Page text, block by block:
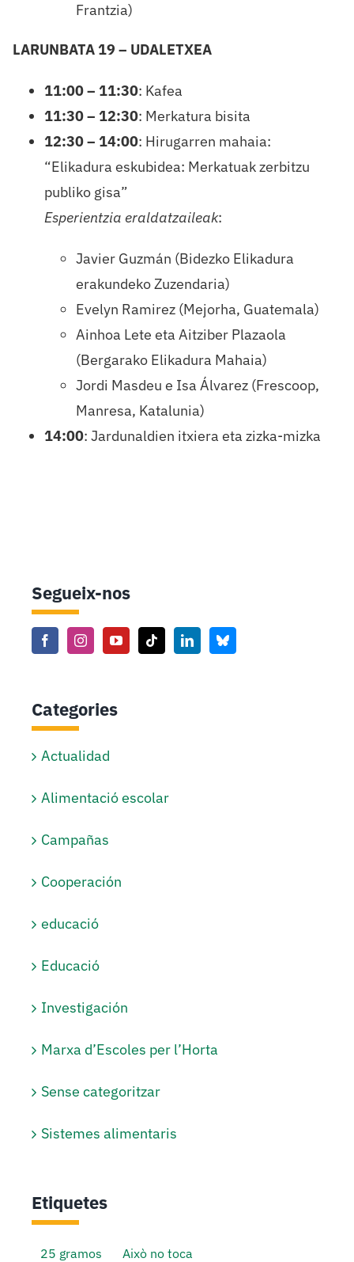
Frantzia)
LARUNBATA 19 – UDALETXEA
11:00 – 11:30: Kafea
11:30 – 12:30: Merkatura bisita
12:30 – 14:00: Hirugarren mahaia:
“Elikadura eskubidea: Merkatuak zerbitzu
publiko gisa”
Esperientzia eraldatzaileak:
Javier Guzmán (Bidezko Elikadura
erakundeko Zuzendaria)
Evelyn Ramirez (Mejorha, Guatemala)
Ainhoa Lete eta Aitziber Plazaola
(Bergarako Elikadura Mahaia)
Jordi Masdeu e Isa Álvarez (Frescoop,
Manresa, Katalunia)
14:00: Jardunaldien itxiera eta zizka-mizka
Segueix-nos
Categories
Actualidad
Alimentació escolar
Campañas
Cooperación
educació
Educació
Investigación
Marxa d’Escoles per l’Horta
Sense categoritzar
Sistemes alimentaris
Etiquetes
25 gramos
Això no toca